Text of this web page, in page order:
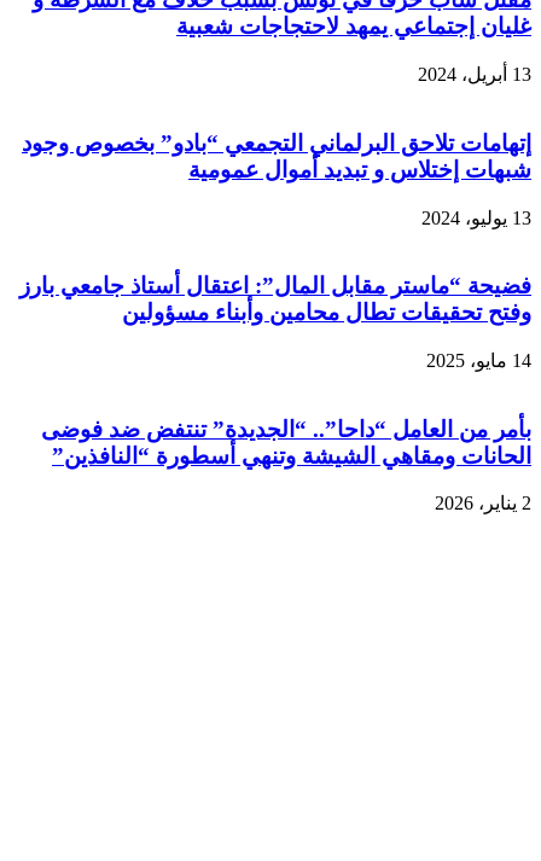
غليان إجتماعي يمهد لاحتجاجات شعبية
13 أبريل، 2024
إتهامات تلاحق البرلماني التجمعي “بادو” بخصوص وجود
شبهات إختلاس و تبديد أموال عمومية
13 يوليو، 2024
فضيحة “ماستر مقابل المال”: اعتقال أستاذ جامعي بارز
وفتح تحقيقات تطال محامين وأبناء مسؤولين
14 مايو، 2025
بأمر من العامل “داحا”.. “الجديدة” تنتفض ضد فوضى
الحانات ومقاهي الشيشة وتنهي أسطورة “النافذين”
2 يناير، 2026